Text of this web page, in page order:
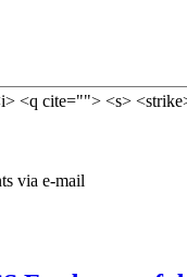
<q cite=""> <s>
via e-mail